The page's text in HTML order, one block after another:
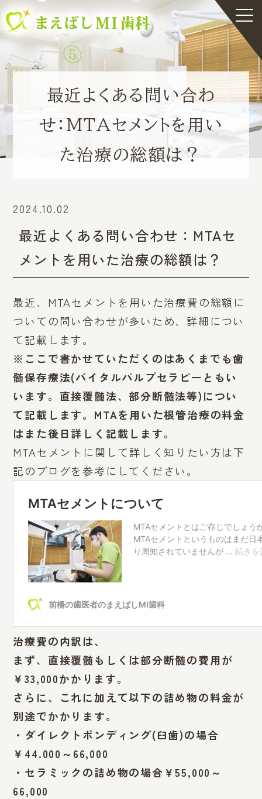
最近よくある問い合わ
せ：MTAセメントを用い
た治療の総額は？
2024.10.02
最近よくある問い合わせ：MTAセ
メントを用いた治療の総額は？
最近、MTAセメントを用いた治療費の総額に
ついての問い合わせが多いため、詳細につい
て記載します。
※ここで書かせていただくのはあくまでも歯
髄保存療法(バイタルパルプセラピーともい
います。直接覆髄法、部分断髄法等)につい
て記載します。MTAを用いた根管治療の料金
はまた後日詳しく記載します。
MTAセメントに関して詳しく知りたい方は下
記のブログを参考にしてください。
治療費の内訳は、
まず、直接覆髄もしくは部分断髄の費用が
￥33,000かかります。
さらに、これに加えて以下の詰め物の料金が
別途でかかります。
・ダイレクトボンディング(臼歯)の場合
￥44.000～66,000
・セラミックの詰め物の場合￥55,000～
66,000